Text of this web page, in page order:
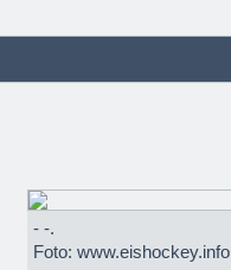
- -.
Foto: www.eishockey.info